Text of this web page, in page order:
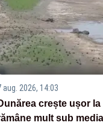
aug. 2026, 14:03
crește ușor
mult sub